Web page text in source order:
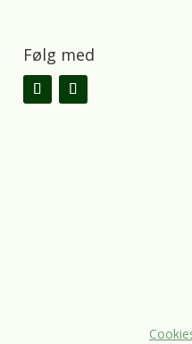
Følg med